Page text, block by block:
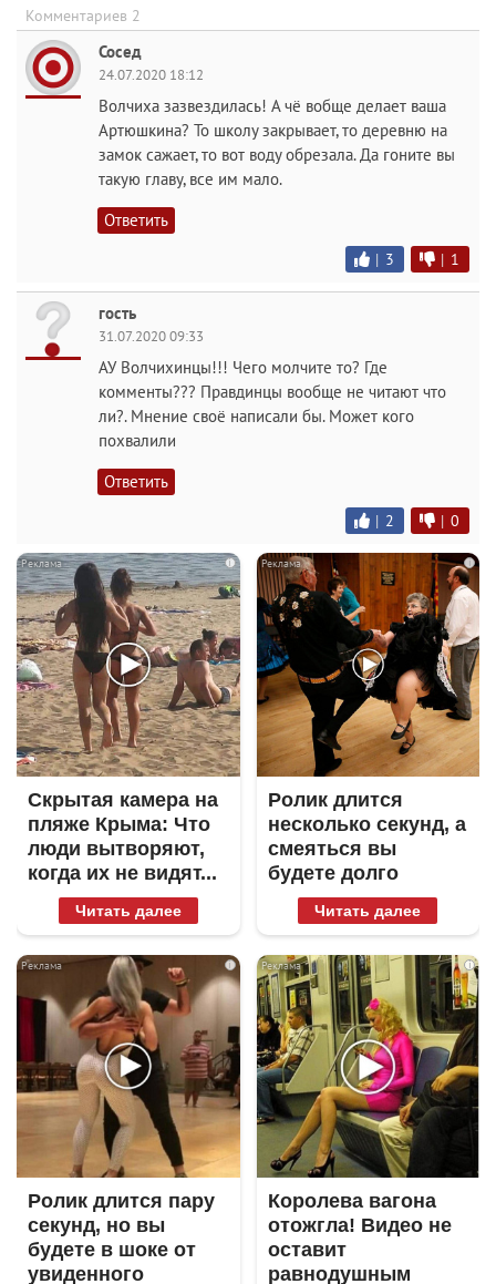
Комментариев 2
Сосед
24.07.2020 18:12
Волчиха зазвездилась! А чё вобще делает ваша
Артюшкина? То школу закрывает, то деревню на
замок сажает, то вот воду обрезала. Да гоните вы
такую главу, все им мало.
Ответить
| 3 | 1
гость
31.07.2020 09:33
АУ Волчихинцы!!! Чего молчите то? Где
комменты??? Правдинцы вообще не читают что
ли?. Мнение своё написали бы. Может кого
похвалили
Ответить
| 2 | 0
i
Скрытая камера на
пляже Крыма: Что
люди вытворяют,
когда их не видят...
Читать далее
i
Ролик длится
несколько секунд, а
смеяться вы
будете долго
Читать далее
i
Ролик длится пару
секунд, но вы
будете в шоке от
увиденного
i
Королева вагона
отожгла! Видео не
оставит
равнодушным